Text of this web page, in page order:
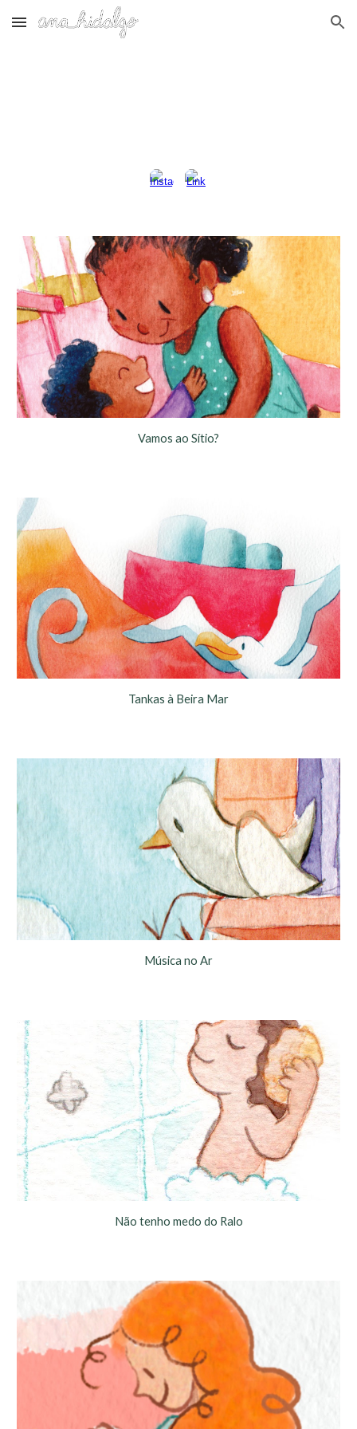
Skip to main content Skip to navigation
Vamos ao Sítio?
Tankas à Beira Mar
Música no Ar
Não tenho medo do Ralo